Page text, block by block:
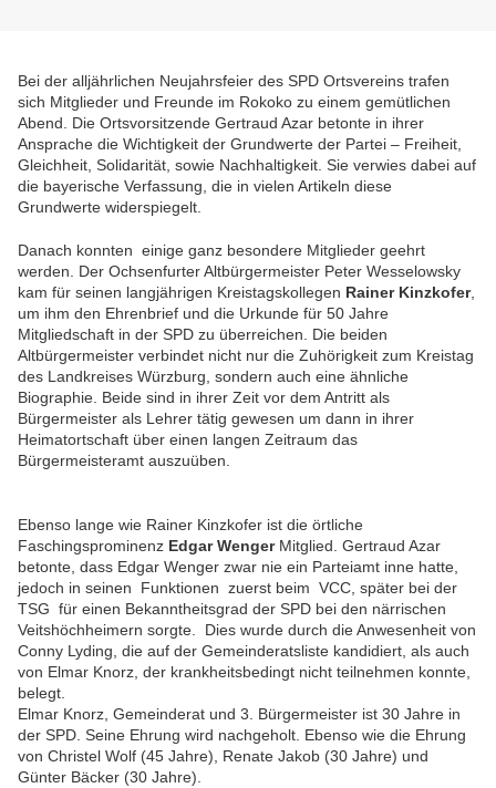
Bei der alljährlichen Neujahrsfeier des SPD Ortsvereins trafen
sich Mitglieder und Freunde im Rokoko zu einem gemütlichen
Abend. Die Ortsvorsitzende Gertraud Azar betonte in ihrer
Ansprache die Wichtigkeit der Grundwerte der Partei – Freiheit,
Gleichheit, Solidarität, sowie Nachhaltigkeit. Sie verwies dabei auf
die bayerische Verfassung, die in vielen Artikeln diese
Grundwerte widerspiegelt.
Danach konnten einige ganz besondere Mitglieder geehrt
werden. Der Ochsenfurter Altbürgermeister Peter Wesselowsky
kam für seinen langjährigen Kreistagskollegen Rainer Kinzkofer,
um ihm den Ehrenbrief und die Urkunde für 50 Jahre
Mitgliedschaft in der SPD zu überreichen. Die beiden
Altbürgermeister verbindet nicht nur die Zuhörigkeit zum Kreistag
des Landkreises Würzburg, sondern auch eine ähnliche
Biographie. Beide sind in ihrer Zeit vor dem Antritt als
Bürgermeister als Lehrer tätig gewesen um dann in ihrer
Heimatortschaft über einen langen Zeitraum das
Bürgermeisteramt auszuüben.
Ebenso lange wie Rainer Kinzkofer ist die örtliche
Faschingsprominenz Edgar WengerMitglied. Gertraud Azar
betonte, dass Edgar Wenger zwar nie ein Parteiamt inne hatte,
jedoch in seinen Funktionen zuerst beim VCC, später bei der
TSG für einen Bekanntheitsgrad der SPD bei den närrischen
Veitshöchheimern sorgte. Dies wurde durch die Anwesenheit von
Conny Lyding, die auf der Gemeinderatsliste kandidiert, als auch
von Elmar Knorz, der krankheitsbedingt nicht teilnehmen konnte,
belegt.
Elmar Knorz, Gemeinderat und 3. Bürgermeister ist 30 Jahre in
der SPD. Seine Ehrung wird nachgeholt. Ebenso wie die Ehrung
von Christel Wolf (45 Jahre), Renate Jakob (30 Jahre) und
Günter Bäcker (30 Jahre).